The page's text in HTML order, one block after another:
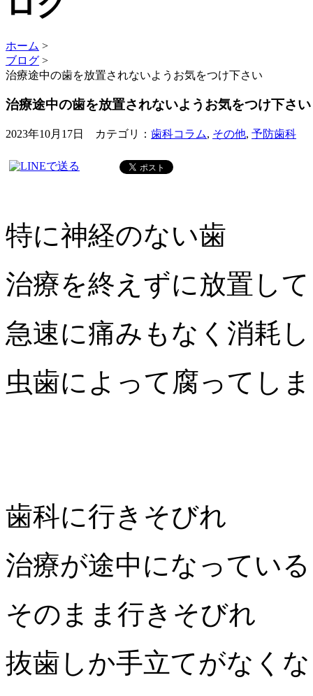
ホーム >
ブログ >
治療途中の歯を放置されないようお気をつけ下さい
治療途中の歯を放置されないようお気をつけ下さい
2023年10月17日 カテゴリ： 歯科コラム, その他, 予防歯科
特に神経のない歯
治療を終えずに放置し
急速に痛みもなく消耗し
虫歯によって腐ってし
歯科に行きそびれ
治療が途中になっている
そのまま行きそびれ
抜歯しか手立てがなく